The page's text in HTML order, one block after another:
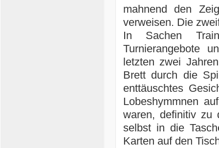
mahnend den
verweisen. Die
In Sachen
Turnierangebote
letzten zwei
Brett durch die
enttäuschtes
Lobeshymmnen
waren, definitiv zu
selbst in die
Karten auf den